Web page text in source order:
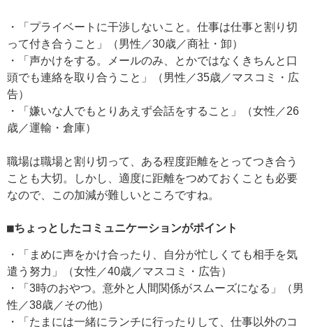
・「プライベートに干渉しないこと。仕事は仕事と割り切
って付き合うこと」（男性／30歳／商社・卸）
・「声かけをする。メールのみ、とかではなくきちんと口
頭でも連絡を取り合うこと」（男性／35歳／マスコミ・広
告）
・「嫌いな人でもとりあえず会話をすること」（女性／26
歳／運輸・倉庫）
職場は職場と割り切って、ある程度距離をとってつき合う
ことも大切。しかし、適度に距離をつめておくことも必要
なので、この加減が難しいところですね。
■ちょっとしたコミュニケーションがポイント
・「まめに声をかけ合ったり、自分が忙しくても相手を気
遣う努力」（女性／40歳／マスコミ・広告）
・「3時のおやつ。意外と人間関係がスムーズになる」（男
性／38歳／その他）
・「たまには一緒にランチに行ったりして、仕事以外のコ